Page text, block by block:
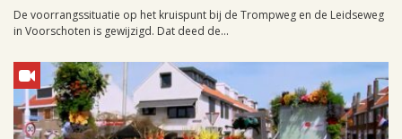
De voorrangssituatie op het kruispunt bij de Trompweg en de Leidseweg
in Voorschoten is gewijzigd. Dat deed de...